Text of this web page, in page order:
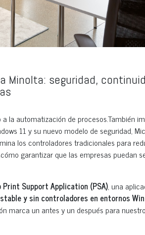
Minolta: seguridad,
la automatización de procesos.También
11 y su nuevo modelo de seguridad,
los controladores tradicionales para
garantizar que las empresas puedan
Print Support Application (PSA), una
y sin controladores en entornos
marca un antes y un después para